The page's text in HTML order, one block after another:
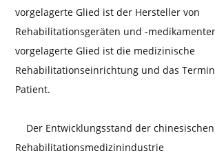
vorgelagerte Glied ist der Hersteller von
Rehabilitationsgeräten und -
vorgelagerte Glied ist die medizinische
Rehabilitationseinrichtung und das
Patient.
Der Entwicklungsstand der chinesischen
Rehabilitationsmedizinindustrie